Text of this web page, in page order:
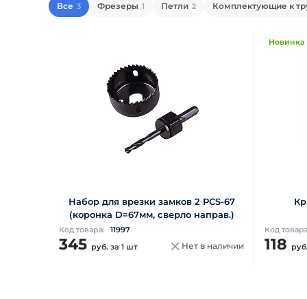
Все 3 Фрезеры 1 Петли 2 Комплектующие к
Набор для врезки замков 2 PCS-67
(коронка D=67мм, сверло направ.)
Код товара: 11997
345 руб. за 1 шт Нет в наличии
Новинка
Код
118